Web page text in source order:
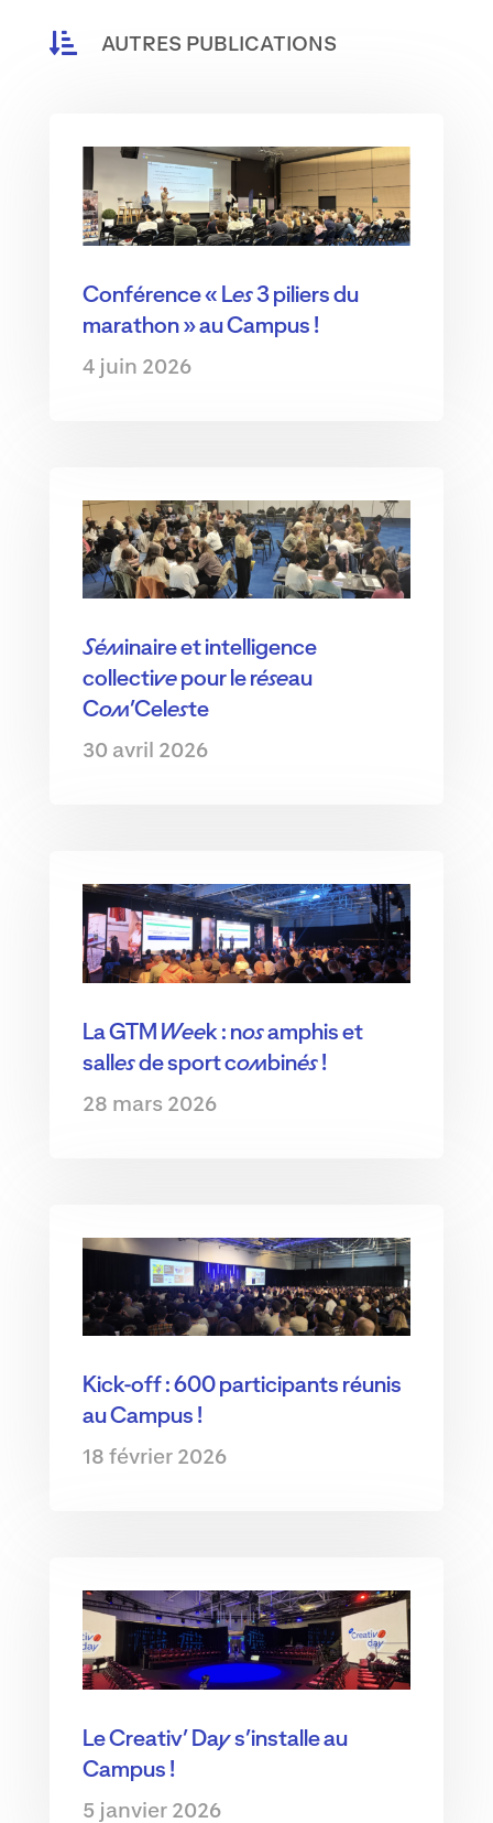
 AUTRES PUBLICATIONS
Conférence « Les 3 piliers du
marathon » au Campus !
4 juin 2026
Séminaire et intelligence
collective pour le réseau
Com’Celeste
30 avril 2026
La GTM Week : nos amphis et
salles de sport combinés !
28 mars 2026
Kick-off : 600 participants réunis
au Campus !
18 février 2026
Le Creativ’ Day s’installe au
Campus !
5 janvier 2026